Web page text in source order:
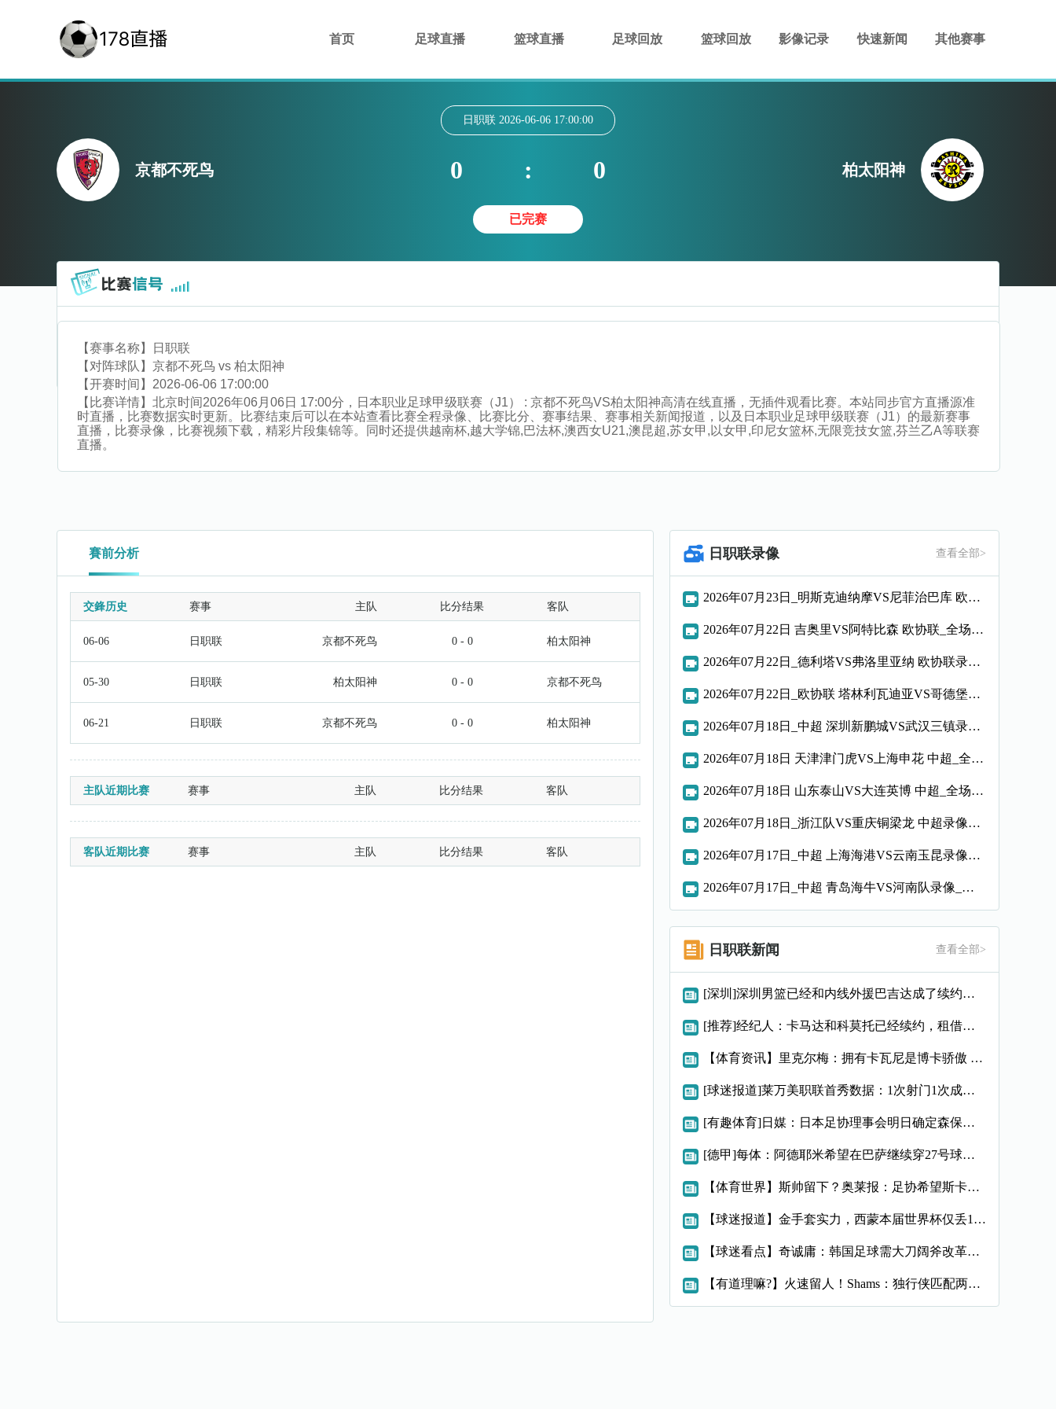
首页 足球直播 篮球直播 足球回放 篮球回放 影像记录 快速新闻 其他赛事
京都不死鸟
日职联 2026-06-06 17:00:00
0 : 0
已完赛
柏太阳神
【赛事名称】
日职联
【对阵球队】 京都不死鸟 vs 柏太阳神
【开赛时间】 2026-06-06 17:00:00
【比赛详情】 北京时间2026年06月06日 17:00分，日本职业足球甲级联赛（J1） : 京都不死鸟VS柏太阳神高清在线直播，无插件观看比赛。本站同步官方直播源准
时直播，比赛数据实时更新。比赛结束后可以在本站查看比赛全程录像、比赛比分、赛事结果、赛事相关新闻报道，以及日本职业足球甲级联赛（J1）的最新赛事
直播，比赛录像，比赛视频下载，精彩片段集锦等。同时还提供越南杯,越大学锦,巴法杯,澳西女U21,澳昆超,苏女甲,以女甲,印尼女篮杯,无限竞技女篮,芬兰乙A等联赛
直播。
賽前分析
交鋒历史 赛事 主队 比分结果 客队
06-06 日职联 京都不死鸟 0 - 0 柏太阳神
05-30 日职联 柏太阳神 0 - 0 京都不死鸟
06-21 日职联 京都不死鸟 0 - 0 柏太阳神
主队近期比赛 赛事 主队 比分结果 客队
客队近期比赛 赛事 主队 比分结果 客队
日职联录像 查看全部>
2026年07月23日_明斯克迪纳摩VS尼菲治巴库 欧协联录像_全场录像【高清回放】
2026年07月22日 吉奥里VS阿特比森 欧协联_全场录像【视频集锦】
2026年07月22日_德利塔VS弗洛里亚纳 欧协联录像_高清录像【全场回放】
2026年07月22日_欧协联 塔林利瓦迪亚VS哥德堡录像_全场录像【高清回放】
2026年07月18日_中超 深圳新鹏城VS武汉三镇录像_高清录像【全场回放】
2026年07月18日 天津津门虎VS上海申花 中超_全场录像【视频集锦】
2026年07月18日 山东泰山VS大连英博 中超_全场录像【全场回放】
2026年07月18日_浙江队VS重庆铜梁龙 中超录像_全场录像【全场回放】
2026年07月17日_中超 上海海港VS云南玉昆录像_全场录像【全场回放】
2026年07月17日_中超 青岛海牛VS河南队录像_全场录像【视频集锦】
日职联新闻 查看全部>
[深圳]深圳男篮已经和内线外援巴吉达成了续约一致
[推荐]经纪人：卡马达和科莫托已经续约，租借？目前的想法是留
【体育资讯】里克尔梅：拥有卡瓦尼是博卡骄傲 斯卡洛尼是史上最
[球迷报道]莱万美职联首秀数据：1次射门1次成功过人预期进球
[有趣体育]日媒：日本足协理事会明日确定森保一续约半年，提案
[德甲]每体：阿德耶米希望在巴萨继续穿27号球衣，但西甲规则
【体育世界】斯帅留下？奥莱报：足协希望斯卡洛尼继续执教，相信
【球迷报道】金手套实力，西蒙本届世界杯仅丢1球，近16场代表
【球迷看点】奇诚庸：韩国足球需大刀阔斧改革，从业者必须清醒过
【有道理嘛?】火速留人！Shams：独行侠匹配两年470万报